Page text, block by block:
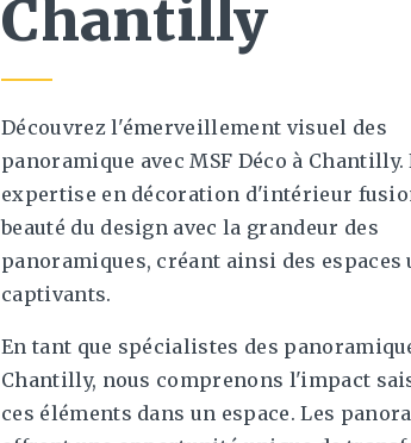
Chantilly
Découvrez l'émerveillement visuel des
panoramique avec MSF Déco à Chantilly.
expertise en décoration d'intérieur
beauté du design avec la grandeur des
panoramiques, créant ainsi des espaces
captivants.
En tant que spécialistes des
Chantilly, nous comprenons l'impact
ces éléments dans un espace. Les